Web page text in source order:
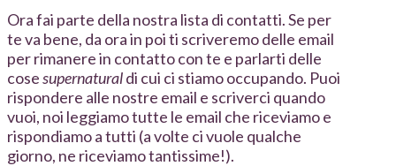
Ora fai parte della nostra lista di contatti. Se per
te va bene, da ora in poi ti scriveremo delle email
per rimanere in contatto con te e parlarti delle
cosesupernaturaldi cui ci stiamo occupando. Puoi
rispondere alle nostre email e scriverci quando
vuoi, noi leggiamo tutte le email che riceviamo e
rispondiamo a tutti (a volte ci vuole qualche
giorno, ne riceviamo tantissime!).